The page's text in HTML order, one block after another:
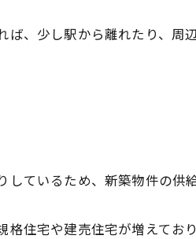
ば、少し駅から離れたり、
しているため、新築物件の供
格住宅や建売住宅が増えてお